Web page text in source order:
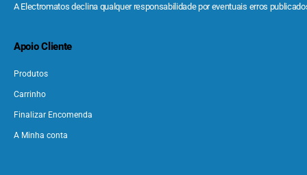
A Electromatos declina qualquer responsabilidade por eventuais erros
Apoio Cliente
Produtos
Carrinho
Finalizar Encomenda
A Minha conta